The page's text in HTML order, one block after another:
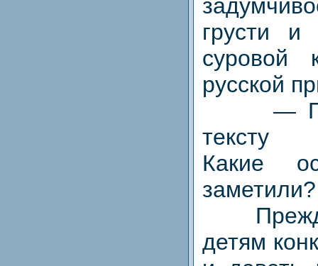
грусти и
суровой
русской
—
тексту
Какие
заметили?
Прежде
детям